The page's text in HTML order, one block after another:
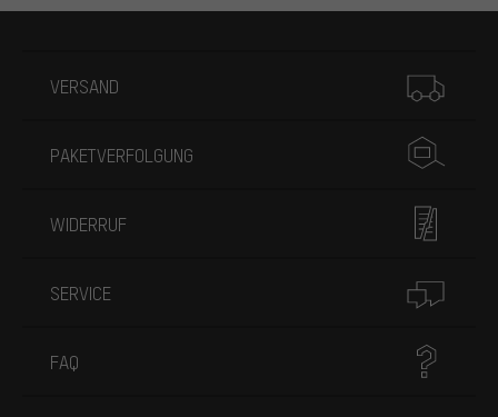
VERSAND
PAKETVERFOLGUNG
WIDERRUF
SERVICE
FAQ